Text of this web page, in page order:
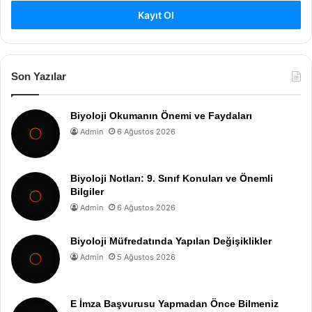
Kayıt Ol
Son Yazılar
Biyoloji Okumanın Önemi ve Faydaları
Admin 6 Ağustos 2026
Biyoloji Notları: 9. Sınıf Konuları ve Önemli
Bilgiler
Admin 6 Ağustos 2026
Biyoloji Müfredatında Yapılan Değişiklikler
Admin 5 Ağustos 2026
E İmza Başvurusu Yapmadan Önce Bilmeniz